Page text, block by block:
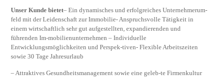
Unser Kunde bietet– Ein dynamisches und erfolgreiches Unternehmerum-
feld mit der Leidenschaft zur Immobilie- Anspruchsvolle Tätigkeit in
einem wirtschaftlich sehr gut aufgestellten, expandierenden und
führenden Im-mobilienunternehmen – Individuelle
Entwicklungsmöglichkeiten und Perspek-tiven- Flexible Arbeitszeiten
sowie 30 Tage Jahresurlaub
– Attraktives Gesundheitsmanagement sowie eine geleb-te Firmenkultur